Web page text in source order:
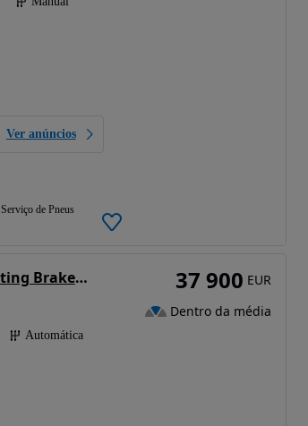
Ver anúncios
Serviço de Pneus
Mercedes-Benz CLA 200 d Shooting Brake AMG Line Aut.
Automática
37 900 EUR
Dentro da média